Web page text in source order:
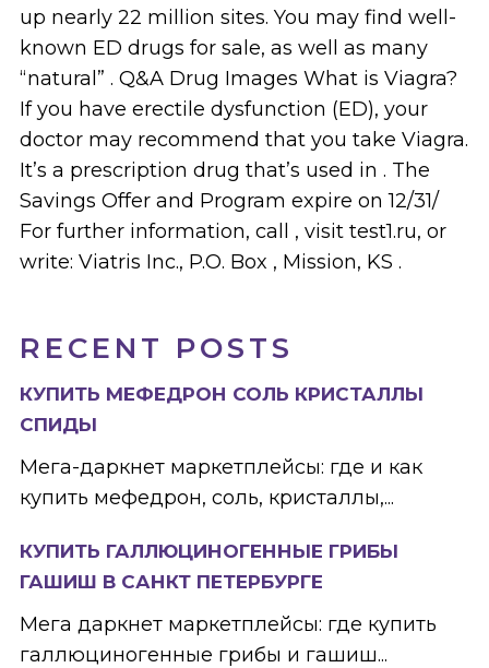
RECENT POSTS
КУПИТЬ МЕФЕДРОН СОЛЬ КРИСТАЛЛЫ
СПИДЫ
Мега-даркнет маркетплейсы: где и как
купить мефедрон, соль, кристаллы,...
КУПИТЬ ГАЛЛЮЦИНОГЕННЫЕ ГРИБЫ
ГАШИШ В САНКТ ПЕТЕРБУРГЕ
Мега даркнет маркетплейсы: где купить
галлюциногенные грибы и гашиш...
up nearly 22 million sites. You may find well-
known ED drugs for sale, as well as many
“natural” . Q&A Drug Images What is Viagra?
If you have erectile dysfunction (ED), your
doctor may recommend that you take Viagra.
It’s a prescription drug that’s used in . The
Savings Offer and Program expire on 12/31/
For further information, call , visit test1.ru, or
write: Viatris Inc., P.O. Box , Mission, KS .